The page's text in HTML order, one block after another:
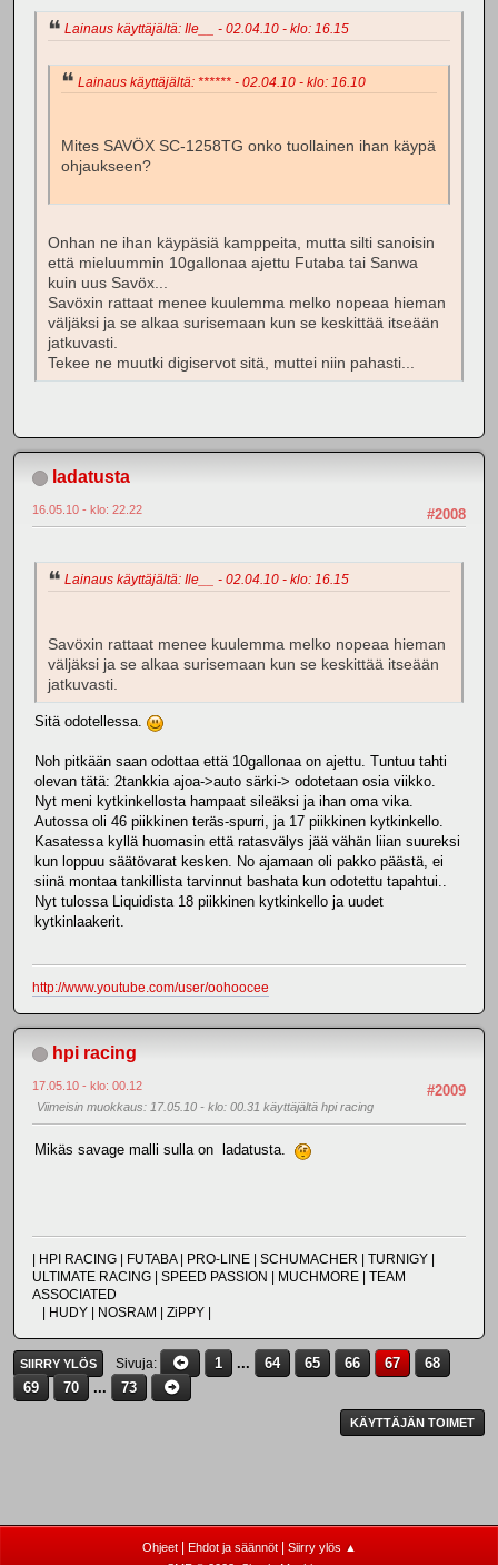
Lainaus käyttäjältä: Ile__ - 02.04.10 - klo: 16.15
Lainaus käyttäjältä: ****** - 02.04.10 - klo: 16.10
Mites SAVÖX SC-1258TG onko tuollainen ihan käypä
ohjaukseen?
Onhan ne ihan käypäsiä kamppeita, mutta silti sanoisin
että mieluummin 10gallonaa ajettu Futaba tai Sanwa
kuin uus Savöx...
Savöxin rattaat menee kuulemma melko nopeaa hieman
väljäksi ja se alkaa surisemaan kun se keskittää itseään
jatkuvasti.
Tekee ne muutki digiservot sitä, muttei niin pahasti...
ladatusta
#2008
16.05.10 - klo: 22.22
Lainaus käyttäjältä: Ile__ - 02.04.10 - klo: 16.15
Savöxin rattaat menee kuulemma melko nopeaa hieman
väljäksi ja se alkaa surisemaan kun se keskittää itseään
jatkuvasti.
Sitä odotellessa.
Noh pitkään saan odottaa että 10gallonaa on ajettu. Tuntuu tahti
olevan tätä: 2tankkia ajoa->auto särki-> odotetaan osia viikko.
Nyt meni kytkinkellosta hampaat sileäksi ja ihan oma vika.
Autossa oli 46 piikkinen teräs-spurri, ja 17 piikkinen kytkinkello.
Kasatessa kyllä huomasin että ratasvälys jää vähän liian suureksi
kun loppuu säätövarat kesken. No ajamaan oli pakko päästä, ei
siinä montaa tankillista tarvinnut bashata kun odotettu tapahtui..
Nyt tulossa Liquidista 18 piikkinen kytkinkello ja uudet
kytkinlaakerit.
http://www.youtube.com/user/oohoocee
hpi racing
#2009
17.05.10 - klo: 00.12
Viimeisin muokkaus: 17.05.10 - klo: 00.31 käyttäjältä hpi racing
Mikäs savage malli sulla on ladatusta.
| HPI RACING | FUTABA | PRO-LINE | SCHUMACHER | TURNIGY |
ULTIMATE RACING | SPEED PASSION | MUCHMORE | TEAM
ASSOCIATED
| HUDY | NOSRAM | ZiPPY |
SIIRRY YLÖS Sivuja 1 ... 64 65 66 67
68
69
70 ... 73
KÄYTTÄJÄN TOIMET
Ohjeet| Ehdot ja säännöt| Siirry ylös ▲